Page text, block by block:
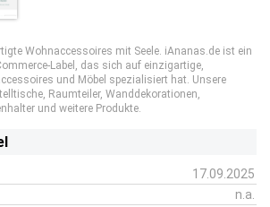
Wohnaccessoires mit Seele. iAnanas.de ist ein
Label, das sich auf einzigartige,
und Möbel spezialisiert hat. Unsere
Raumteiler, Wanddekorationen,
und weitere Produkte.
17.09.2025
n.a.